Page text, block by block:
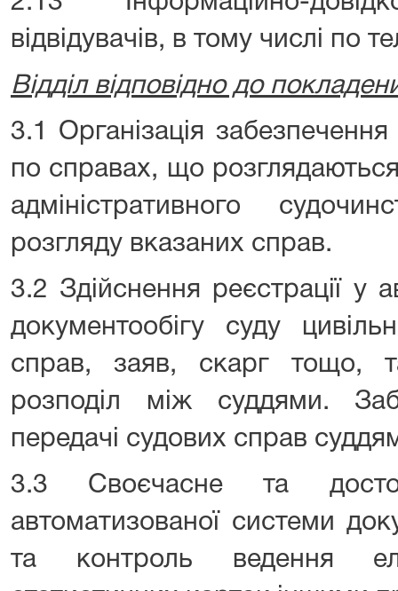
відвідувачів, в тому числі по
Відділ відповідно до
3.1 Організація
по справах, що
адміністративного
розгляду вказаних справ.
3.2 Здійснення реєстрації у
документообігу суду
справ, заяв, скарг тощо,
розподіл між суддями.
передачі судових справ
3.3 Своєчасне та
автоматизованої системи
та контроль ведення